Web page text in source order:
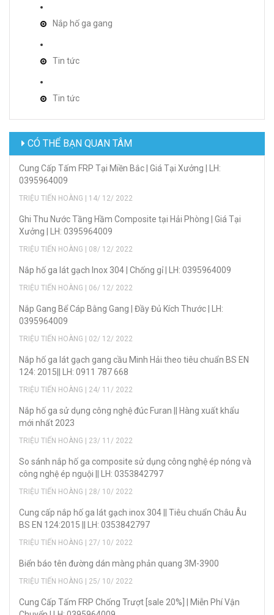
Nắp hố ga gang
Tin tức
Tin tức
CÓ THỂ BẠN QUAN TÂM
Cung Cấp Tấm FRP Tại Miền Bắc | Giá Tại Xưởng | LH:
0395964009
TRIỆU TIẾN HOÀNG | 14/ 12/ 2022
Ghi Thu Nước Tầng Hầm Composite tại Hải Phòng | Giá Tại
Xưởng | LH: 0395964009
TRIỆU TIẾN HOÀNG | 08/ 12/ 2022
Nắp hố ga lát gạch Inox 304 | Chống gỉ | LH: 0395964009
TRIỆU TIẾN HOÀNG | 06/ 12/ 2022
Nắp Gang Bể Cáp Bằng Gang | Đầy Đủ Kích Thước | LH:
0395964009
TRIỆU TIẾN HOÀNG | 02/ 12/ 2022
Nắp hố ga lát gạch gang cầu Minh Hải theo tiêu chuẩn BS EN
124: 2015|| LH: 0911 787 668
TRIỆU TIẾN HOÀNG | 24/ 11/ 2022
Nắp hố ga sử dụng công nghệ đúc Furan || Hàng xuất khẩu
mới nhất 2023
TRIỆU TIẾN HOÀNG | 23/ 11/ 2022
So sánh nắp hố ga composite sử dụng công nghệ ép nóng và
công nghệ ép nguội || LH: 0353842797
TRIỆU TIẾN HOÀNG | 28/ 10/ 2022
Cung cấp nắp hố ga lát gạch inox 304 || Tiêu chuẩn Châu Âu
BS EN 124:2015 || LH: 0353842797
TRIỆU TIẾN HOÀNG | 27/ 10/ 2022
Biển báo tên đường dán màng phản quang 3M-3900
TRIỆU TIẾN HOÀNG | 25/ 10/ 2022
Cung Cấp Tấm FRP Chống Trượt [sale 20%] | Miễn Phí Vận